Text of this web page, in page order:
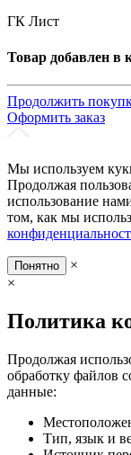
ГК Лист
Товар добавлен в
Продолжить
Оформить заказ
Мы используем
Продолжая
использование
том, как мы
Понятно
×
×
Политика
Продолжая
обработку файлов
данные:
Тип, язык и